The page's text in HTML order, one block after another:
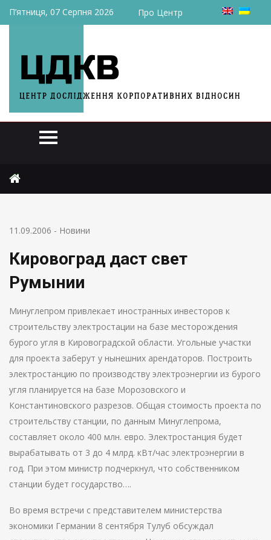
П’ятниця, 07 Серпня 2026 Про Центр
11.09.2006 - Новини
Кировоград даст свет
Румынии
Минуглепром привлекает иностранных инвесторов к
строительству электростации на базе месторождения
бурого угля в Кировоградской области. Угольные участки
для проекта заберут у нынешних арендаторов. Построить
электростанцию по производству электроэнергии из бурого
угля планируется на базе Морозовского и
Константиновского разрезов. Общая стоимость проекта по
строительству станции, по данным Минуглепрома,
составляет около 400 млн. евро. Электростанция будет
вырабатывать от 3 до 4 млрд. кВт/час электроэнергии в
год. При этом министр подчеркнул, что собственником
станции будет государство….
Во время встречи с представителем министерства
экономики Германии 8 сентября Тулуб обсуждал